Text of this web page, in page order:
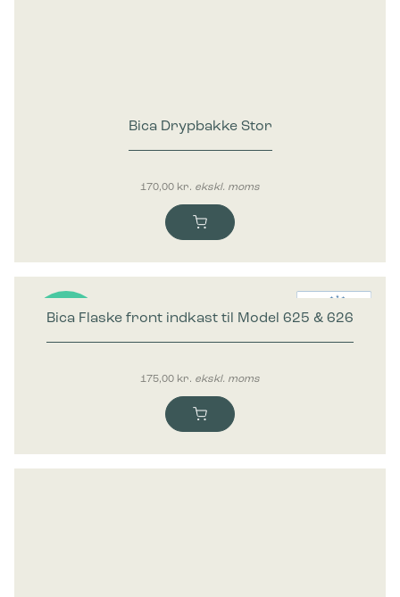
Bica Drypbakke Stor
170,00kr. ekskl. moms
Bica Flaske front indkast til Model 625 & 626
175,00kr. ekskl. moms